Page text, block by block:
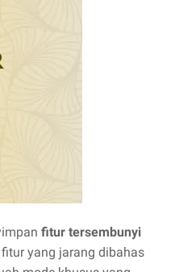
fitur tersembunyi
yang jarang dibahas